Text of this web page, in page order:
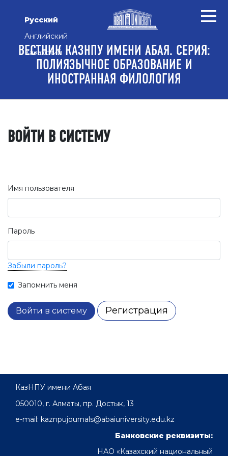
Русский
Английский
Казахский
ВЕСТНИК КАЗНПУ ИМЕНИ АБАЯ. СЕРИЯ:
ПОЛИЯЗЫЧНОЕ ОБРАЗОВАНИЕ И
ИНОСТРАННАЯ ФИЛОЛОГИЯ
ВОЙТИ В СИСТЕМУ
Имя пользователя
Пароль
Забыли пароль?
Запомнить меня
Войти в систему Регистрация
КазНПУ имени Абая
050010, г. Алматы, пр. Достык, 13
e-mail: kaznpujournals@abaiuniversity.edu.kz
Банковские реквизиты:
НАО «Казахский национальный